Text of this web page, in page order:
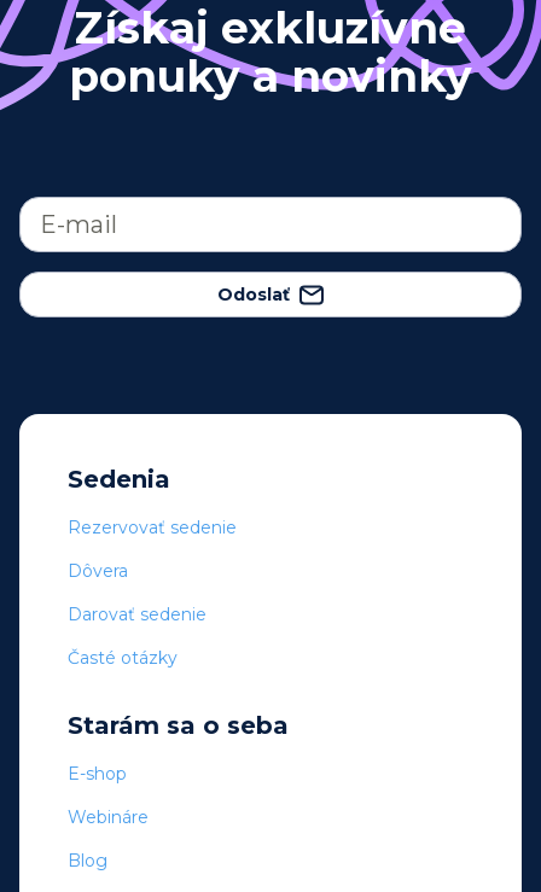
Získaj exkluzívne
ponuky a novinky
Odoslať
Sedenia
Rezervovať sedenie
Dôvera
Darovať sedenie
Časté otázky
Starám sa o seba
E-shop
Webináre
Blog